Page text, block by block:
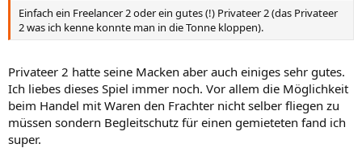
Einfach ein Freelancer 2 oder ein gutes (!) Privateer 2 (das Privateer
2 was ich kenne konnte man in die Tonne kloppen).
Privateer 2 hatte seine Macken aber auch einiges sehr gutes.
Ich liebes dieses Spiel immer noch. Vor allem die Möglichkeit
beim Handel mit Waren den Frachter nicht selber fliegen zu
müssen sondern Begleitschutz für einen gemieteten fand ich
super.